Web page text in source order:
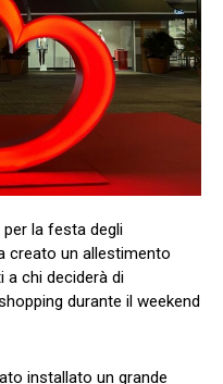
per la festa degli
creato un allestimento
a chi deciderà di
durante il weekend
installato un grande